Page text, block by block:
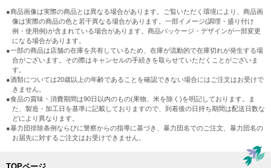
●商品画像は実際の商品とは異なる場合があります。ご覧いただく環境により、商品画
像は実際の商品の色と若干異なる場合があります。一部イメージ(調理・盛り付け
例・使用例)が含まれている場合があります。商品パッケージ・デザインが一部変更
になる場合があります。
●一部の商品は店舗の在庫を共有しているため、在庫が流動的で在庫切れが発生する場
合がございます。その際はキャンセルの手続きを取らせていただくことがございま
す。
●酒類については20歳以上の年齢であることを確認できない場合にはご注文はお受けで
きません。
●食品の賞味・消費期間は90日以内のもの(果物、米を除く)を明記しております。ま
た、製造・加工日を基準に記載しておりますので、到着後の日持ち期間は配送日数な
どにより異なります。
●暴力団排除条例ならびに警察からの指導に基づき、暴力団名でのご注文、暴力団名の
お届先に対するご注文はお受けできません。